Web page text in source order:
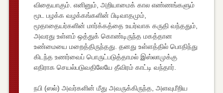
விதையாகும். எனினும், அறியாமைக் கால எண்ணங்களும்
மூட பழக்க வழக்கங்களின் பிடிவாதமும்,
மூதாதையர்களின் மார்க்கத்தை உயர்வாக கருதி வந்ததும்,
அவரது உள்ளம் ஒத்துக் கொண்டிருந்த மகத்தான
உண்மையை மறைத்திருந்தது. தனது உள்ளத்தில் பொதிந்து
கிடந்த உணர்வைப் பொருட்படுத்தாமல் இஸ்லாமுக்கு
எதிராக செயல்படுவதிலேயே தீவிரம் காட்டி வந்தார்.
நபி (ஸல்) அவர்களின் மீது அவருக்கிருந்த, அளவுமீறிய